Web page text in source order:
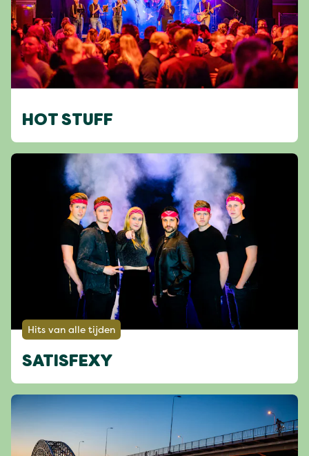
HOT STUFF
Hits van alle tijden
SATISFEXY